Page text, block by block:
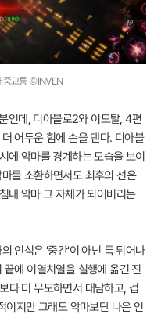
중교통 ©INVEN
인데, 디아블로2와 이모탈, 4편
어두운 힘에 손을 댄다. 디아블
에 악마를 경계하는 모습을 보이
를 소환하면서도 최후의 선은
내 악마 그 자체가 되어버리는
인식은 '중간'이 아닌 툭 튀어나
에 이열치열을 실행에 옮긴 진
다 더 무모하면서 대담하고, 겁
이지만 그래도 악마보단 나은 인